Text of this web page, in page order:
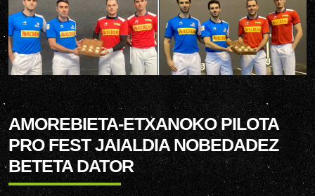
AMOREBIETA-ETXANOKO PILOTA
PRO FEST JAIALDIA NOBEDADEZ
BETETA DATOR